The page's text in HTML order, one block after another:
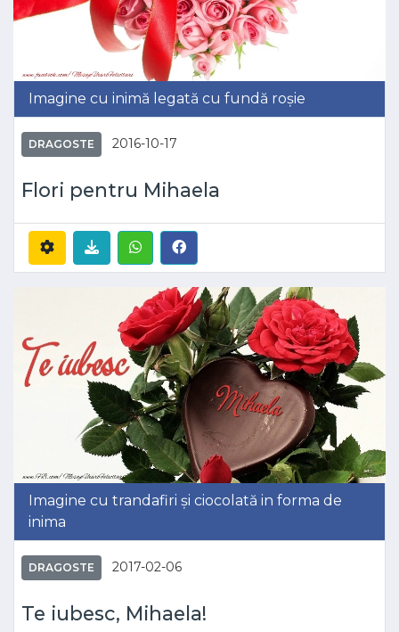
Imagine cu inimă legată cu fundă roșie
DRAGOSTE 2016-10-17
Flori pentru Mihaela
Imagine cu trandafiri și ciocolată in forma de
inima
DRAGOSTE 2017-02-06
Te iubesc, Mihaela!